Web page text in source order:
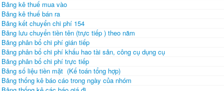
Bảng kê thuế mua vào
Bảng kê thuế bán ra
Bảng kết chuyển chi phí 154
Bảng lưu chuyển tiền tên (trực tiếp ) theo năm
Bảng phân bổ chi phí gián tiếp
Bảng phân bổ chi phí khấu hao tài sản, công cụ dụng cụ
Bảng phân bổ chi phí trực tiếp
Bảng số liệu tiền mặt (Kế toán tổng hợp)
Bảng thống kê báo cáo trong ngày của nhóm